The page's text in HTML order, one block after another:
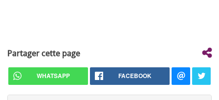
Partager cette page
WHATSAPP FACEBOOK